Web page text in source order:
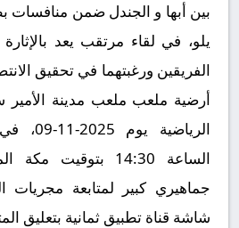
بين أبها و الجندل ضمن منافسات
يلو، في لقاء مرتقب يعد
الفريقين ورغبتهما في تحقيق
أرضية ملعب ملعب مدينة الأمير
الساعة 14:30
جماهيري كبير لمتابعة مجريات
شاشة قناة تطبيق ثمانية بتعليق